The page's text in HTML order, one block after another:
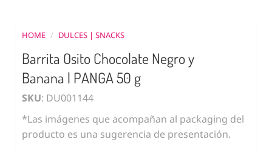
HOME / DULCES | SNACKS
Barrita Osito Chocolate Negro y
Banana | PANGA 50 g
SKU: DU001144
*Las imágenes que acompañan al packaging del
producto es una sugerencia de presentación.